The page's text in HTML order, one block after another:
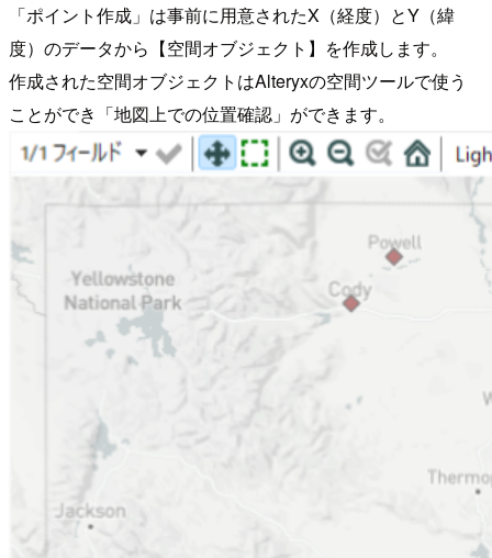
「ポイント作成」は事前に用意されたX（経度）とY（緯
度）のデータから【空間オブジェクト】を作成します。
作成された空間オブジェクトはAlteryxの空間ツールで使う
ことができ「地図上での位置確認」ができます。